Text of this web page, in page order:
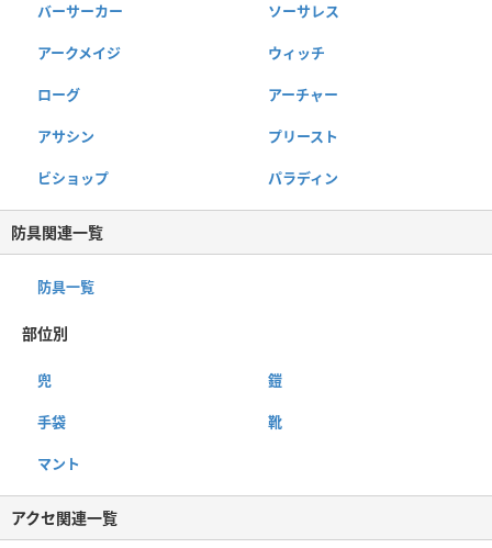
バーサーカー ソーサレス
アークメイジ ウィッチ
ローグ アーチャー
アサシン プリースト
ビショップ パラディン
防具関連一覧
防具一覧
部位別
兜 鎧
手袋 靴
マント
アクセ関連一覧